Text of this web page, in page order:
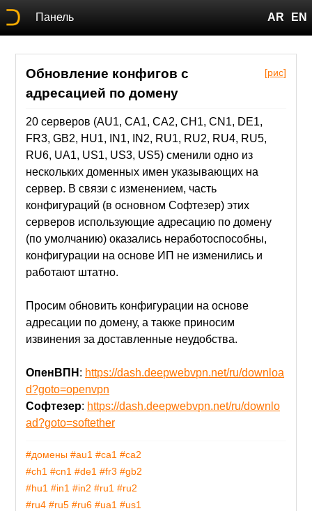
Панель AR EN
[рис]
Обновление конфигов с
адресацией по домену
20 серверов (AU1, CA1, CA2, CH1, CN1, DE1,
FR3, GB2, HU1, IN1, IN2, RU1, RU2, RU4, RU5,
RU6, UA1, US1, US3, US5) сменили одно из
нескольких доменных имен указывающих на
сервер. В связи с изменением, часть
конфигураций (в основном Софтезер) этих
серверов использующие адресацию по домену
(по умолчанию) оказались неработоспособны,
конфигурации на основе ИП не изменились и
работают штатно.
Просим обновить конфигурации на основе
адресации по домену, а также приносим
извинения за доставленные неудобства.
ОпенВПН : https://dash.deepwebvpn.net/ru/downloa
d?goto=openvpn
Софтезер: https://dash.deepwebvpn.net/ru/downlo
ad?goto=softether
#домены #au1 #ca1 #ca2
#ch1 #cn1 #de1 #fr3 #gb2
#hu1 #in1 #in2 #ru1 #ru2
#ru4 #ru5 #ru6 #ua1 #us1